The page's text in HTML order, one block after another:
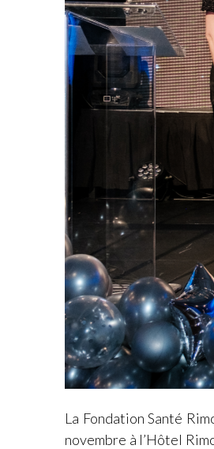
La Fondation Santé
novembre à l’Hôtel